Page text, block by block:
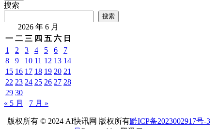
搜索
搜索
2026 年 6 月
一 二 三 四 五 六 日
1
2 3 4 5 6
7
8
9 10 11 12 13 14
15 16 17 18 19 20 21
22 23 24 25 26 27 28
29 30
« 5 月
7 月 »
版权所有 © 2024 AI快讯网 版权所有黔ICP备2023002917号-3